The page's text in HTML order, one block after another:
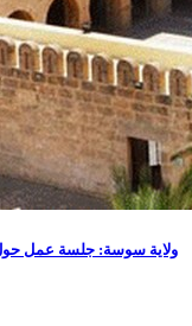
ولاية سوسة: جلسة عمل حول